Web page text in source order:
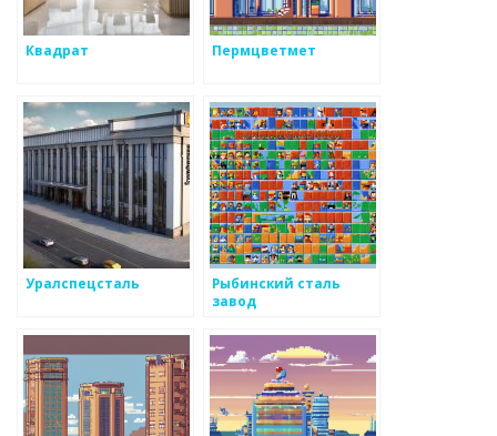
Квадрат Пермцветмет
Уралспецсталь
Рыбинский сталь
завод